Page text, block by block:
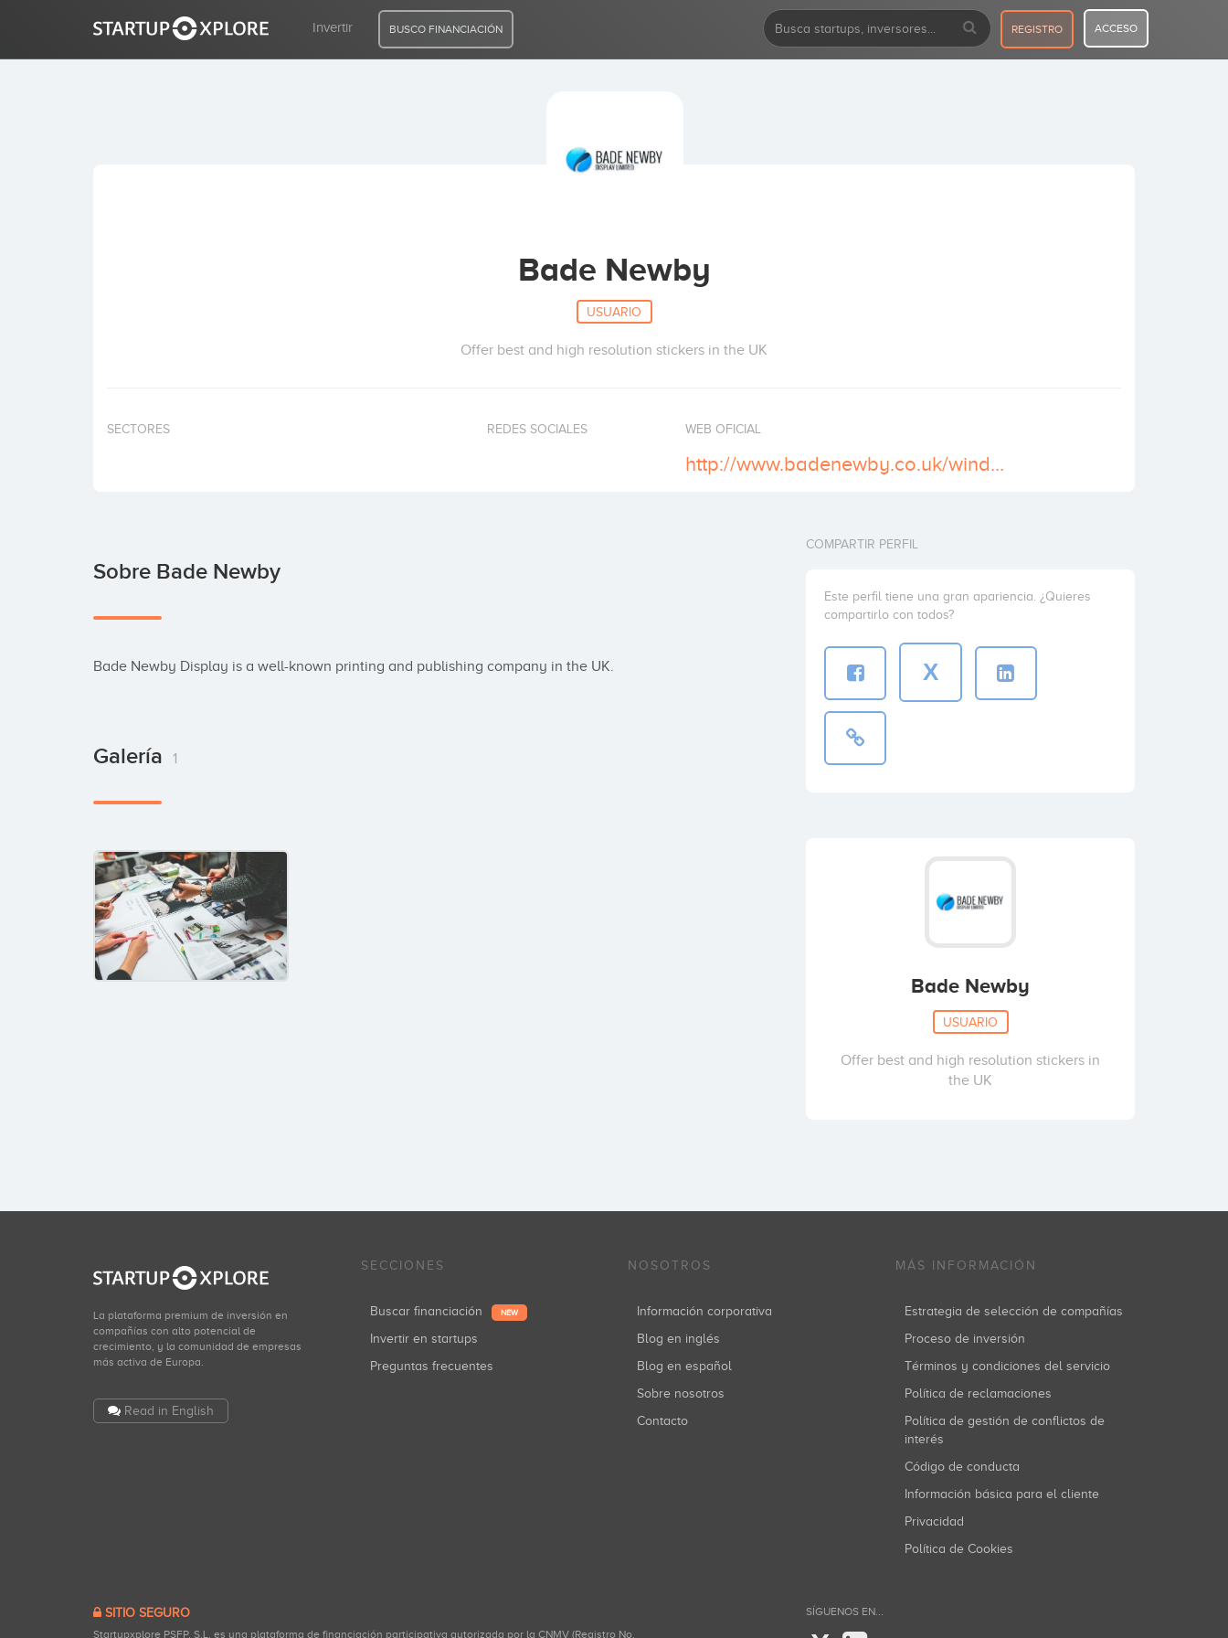
Invertir BUSCO FINANCIACIÓN REGISTRO ACCESO
Bade Newby
USUARIO
Offer best and high resolution stickers in the UK
SECTORES REDES SOCIALES WEB OFICIAL
http://www.badenewby.co.uk/window-stickers/
Sobre Bade Newby
Bade Newby Display is a well-known printing and publishing company in the UK.
Galería 1
COMPARTIR PERFIL
Este perfil tiene una gran apariencia. ¿Quieres
compartirlo con todos?
X
Bade Newby
USUARIO
Offer best and high resolution stickers in
the UK
La plataforma premium de inversión en
compañías con alto potencial de
crecimiento, y la comunidad de empresas
más activa de Europa.
Read in English
SECCIONES
Buscar financiación NEW
Invertir en startups
Preguntas frecuentes
NOSOTROS
Información corporativa
Blog en inglés
Blog en español
Sobre nosotros
Contacto
MÁS INFORMACIÓN
Estrategia de selección de compañías
Proceso de inversión
Términos y condiciones del servicio
Política de reclamaciones
Política de gestión de conflictos de
interés
Código de conducta
Información básica para el cliente
Privacidad
Política de Cookies
SITIO SEGURO
Startupxplore PSFP, S.L. es una plataforma de financiación participativa autorizada por la CNMV (Registro No.
SÍGUENOS EN...